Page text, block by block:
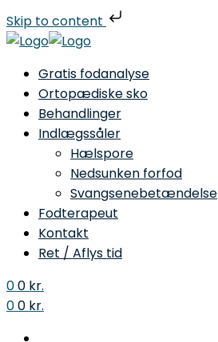
Skip to content
Gratis fodanalyse
Ortopædiske sko
Behandlinger
Indlægssåler
Hælspore
Nedsunken forfod
Svangsenebetændelse
Fodterapeut
Kontakt
Ret / Aflys tid
00 kr.
00 kr.